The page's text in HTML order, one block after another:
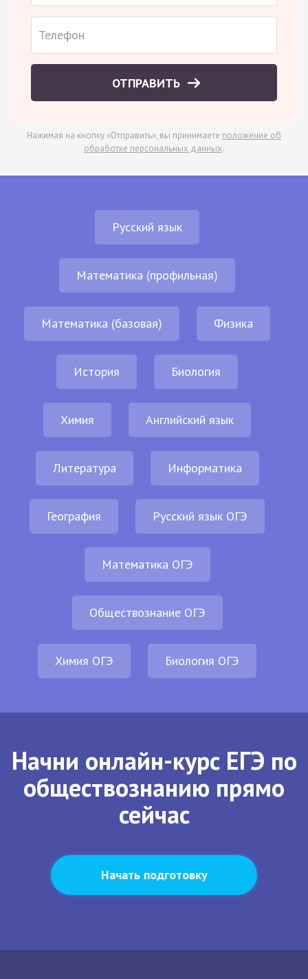
ОТПРАВИТЬ
Нажимая на кнопку «Отправить», вы принимаете положение об
обработке персональных данных.
Русский язык
Математика (профильная)
Математика (базовая) Физика
История Биология
Химия Английский язык
Литература Информатика
География Русский язык ОГЭ
Математика ОГЭ
Обществознание ОГЭ
Химия ОГЭ Биология ОГЭ
Начни онлайн-курс ЕГЭ по
обществознанию прямо
сейчас
Начать подготовку